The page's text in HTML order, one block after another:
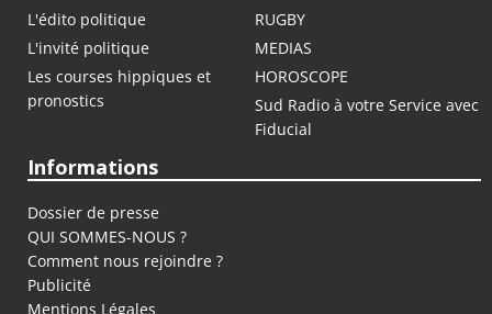
L'édito politique
RUGBY
L'invité politique
MEDIAS
Les courses hippiques et
pronostics
HOROSCOPE
Sud Radio à votre Service avec
Fiducial
Informations
Dossier de presse
QUI SOMMES-NOUS ?
Comment nous rejoindre ?
Publicité
Mentions Légales